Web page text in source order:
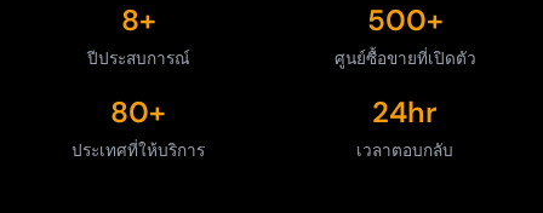
8+
ปีประสบการณ์
500+
ศูนย์ซื้อขายที่เปิดตัว
80+
ประเทศที่ให้บริการ
24hr
เวลาตอบกลับ